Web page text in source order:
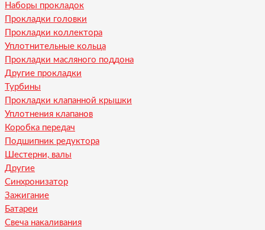
Наборы прокладок
Прокладки головки
Прокладки коллектора
Уплотнительные кольца
Прокладки масляного поддона
Другие прокладки
Турбины
Прокладки клапанной крышки
Уплотнения клапанов
Коробка передач
Подшипник редуктора
Шестерни, валы
Другие
Синхронизатор
Зажигание
Батареи
Свеча накаливания